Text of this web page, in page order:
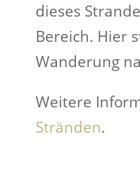
dieses
Bereich. Hier
Wanderung
Weitere
Stränden.